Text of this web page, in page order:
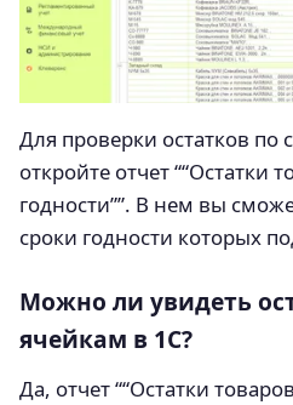
Для проверки остатков по
откройте отчет ““Остатки
годности””. В нем вы
сроки годности которых
Можно ли увидеть
ячейкам в 1С?
Да, отчет ““Остатки